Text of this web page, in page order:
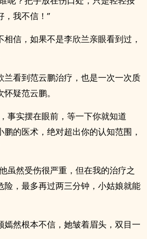
，我不信！”
相信，如果不是李欣兰亲眼看到过，
兰看到范云鹏治疗，也是一次一次质
疑范云鹏。
事实摆在眼前，等一下你就知道
的医术，绝对超出你的认知范围，
虽然受伤很严重，但在我的治疗之
险，最多再过两三分钟，小姑娘就能
嫣然根本不信，她皱着眉头，双目一